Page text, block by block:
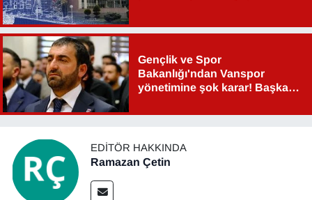
Gençlik ve Spor
Bakanlığı'ndan Vanspor
yönetimine şok karar! Başkan
EDITÖR HAKKINDA
Ramazan Çetin